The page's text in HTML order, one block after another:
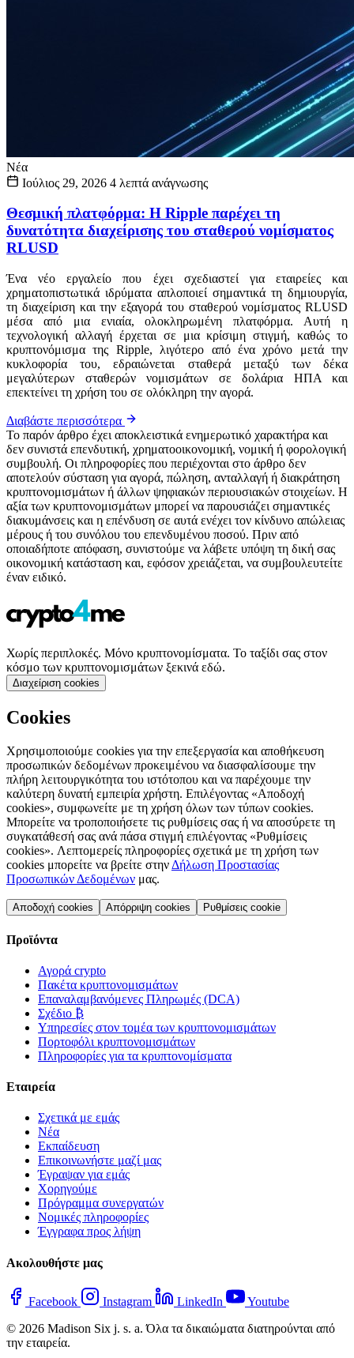
Νέα
Ιούλιος 29, 2026 4 λεπτά ανάγνωσης
Θεσμική πλατφόρμα: Η Ripple παρέχει τη
δυνατότητα διαχείρισης του σταθερού νομίσματος
RLUSD
Ένα νέο εργαλείο που έχει σχεδιαστεί για εταιρείες και
χρηματοπιστωτικά ιδρύματα απλοποιεί σημαντικά τη δημιουργία,
τη διαχείριση και την εξαγορά του σταθερού νομίσματος RLUSD
μέσα από μια ενιαία, ολοκληρωμένη πλατφόρμα. Αυτή η
τεχνολογική αλλαγή έρχεται σε μια κρίσιμη στιγμή, καθώς το
κρυπτονόμισμα της Ripple, λιγότερο από ένα χρόνο μετά την
κυκλοφορία του, εδραιώνεται σταθερά μεταξύ των δέκα
μεγαλύτερων σταθερών νομισμάτων σε δολάρια ΗΠΑ και
επεκτείνει τη χρήση του σε ολόκληρη την αγορά.
Διαβάστε περισσότερα
Το παρόν άρθρο έχει αποκλειστικά ενημερωτικό χαρακτήρα και
δεν συνιστά επενδυτική, χρηματοοικονομική, νομική ή φορολογική
συμβουλή. Οι πληροφορίες που περιέχονται στο άρθρο δεν
αποτελούν σύσταση για αγορά, πώληση, ανταλλαγή ή διακράτηση
κρυπτονομισμάτων ή άλλων ψηφιακών περιουσιακών στοιχείων. Η
αξία των κρυπτονομισμάτων μπορεί να παρουσιάζει σημαντικές
διακυμάνσεις και η επένδυση σε αυτά ενέχει τον κίνδυνο απώλειας
μέρους ή του συνόλου του επενδυμένου ποσού. Πριν από
οποιαδήποτε απόφαση, συνιστούμε να λάβετε υπόψη τη δική σας
οικονομική κατάσταση και, εφόσον χρειάζεται, να συμβουλευτείτε
έναν ειδικό.
Χωρίς περιπλοκές. Μόνο κρυπτονομίσματα. Το ταξίδι σας στον
κόσμο των κρυπτονομισμάτων ξεκινά εδώ.
Διαχείριση cookies
Cookies
Χρησιμοποιούμε cookies για την επεξεργασία και αποθήκευση
προσωπικών δεδομένων προκειμένου να διασφαλίσουμε την
πλήρη λειτουργικότητα του ιστότοπου και να παρέχουμε την
καλύτερη δυνατή εμπειρία χρήστη. Επιλέγοντας «Αποδοχή
cookies», συμφωνείτε με τη χρήση όλων των τύπων cookies.
Μπορείτε να τροποποιήσετε τις ρυθμίσεις σας ή να αποσύρετε τη
συγκατάθεσή σας ανά πάσα στιγμή επιλέγοντας «Ρυθμίσεις
cookies». Λεπτομερείς πληροφορίες σχετικά με τη χρήση των
cookies μπορείτε να βρείτε στην Δήλωση Προστασίας
Προσωπικών Δεδομένων μας.
Αποδοχή cookies Απόρριψη cookies Ρυθμίσεις cookie
Προϊόντα
Αγορά crypto
Πακέτα κρυπτονομισμάτων
Επαναλαμβανόμενες Πληρωμές (DCA)
Σχέδιο ₿
Υπηρεσίες στον τομέα των κρυπτονομισμάτων
Πορτοφόλι κρυπτονομισμάτων
Πληροφορίες για τα κρυπτονομίσματα
Εταιρεία
Σχετικά με εμάς
Νέα
Εκπαίδευση
Επικοινωνήστε μαζί μας
Έγραψαν για εμάς
Χορηγούμε
Πρόγραμμα συνεργατών
Νομικές πληροφορίες
Έγγραφα προς λήψη
Ακολουθήστε μας
Facebook Instagram LinkedIn
Youtube
© 2026 Madison Six j. s. a. Όλα τα δικαιώματα διατηρούνται από
την εταιρεία.